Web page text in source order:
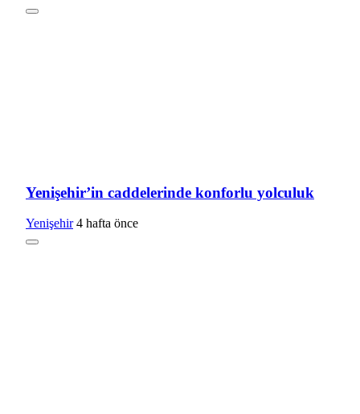
Yenişehir’in caddelerinde konforlu yolculuk
Yenişehir 4 hafta önce